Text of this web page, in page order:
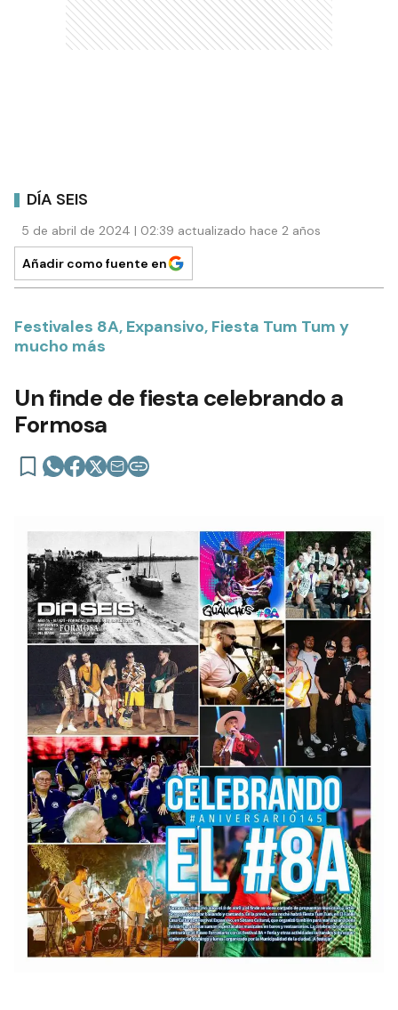
DÍA SEIS
5 de abril de 2024 | 02:39 actualizado hace 2 años
Añadir como fuente en
Festivales 8A, Expansivo, Fiesta Tum Tum y
mucho más
Un finde de fiesta celebrando a
Formosa